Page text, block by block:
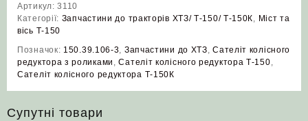
Артикул:3110
Категорії: Запчастини до тракторів ХТЗ/ Т-150/ Т-150К
Міст та
вісь Т-150
Позначок: 150.39.106-3 Запчастини до ХТЗ ,Сателіт колісного
редуктора з роликами
,Сателіт колісного редуктора Т-150
Сателіт колісного редуктора Т-150К
Супутні товари